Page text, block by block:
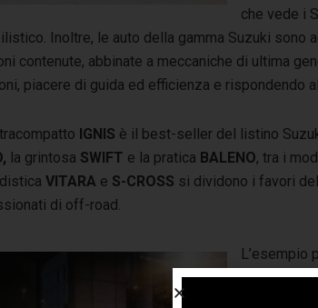
che vede i
Inoltre, le auto della gamma Suzuki sono
contenute, abbinate a meccaniche di ultima
piacere di guida ed efficienza e rispondendo
IGNIS è il best-seller del listino
la grintosa SWIFT e la pratica BALENO, tra i
VITARA e S-CROSS si dividono i favori
di off-road.
L’esempio
giusto al